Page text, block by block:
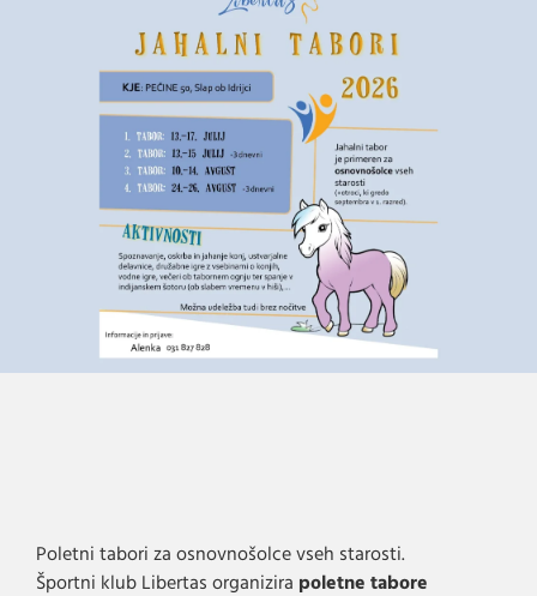
Poletni tabori za osnovnošolce vseh starosti.
Športni klub Libertas organizira poletne tabore